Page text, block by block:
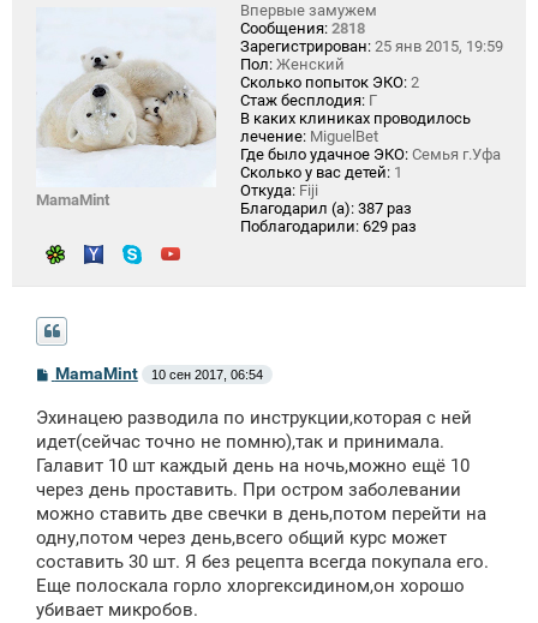
MamaMint
Впервые замужем
Сообщения: 2818
Зарегистрирован: 25 янв 2015, 19:59
Пол: Женский
Сколько попыток ЭКО: 2
Стаж бесплодия: Г
В каких клиниках проводилось
лечение: MiguelBet
Где было удачное ЭКО: Семья г.Уфа
Сколько у вас детей: 1
Откуда: Fiji
Благодарил (а): 387 раз
Поблагодарили: 629 раз
С
б
щ
е
н
и
MamaMint 10 сен 2017, 06:54
Эхинацею разводила по инструкции,которая с ней
идет(сейчас точно не помню),так и принимала.
Галавит 10 шт каждый день на ночь,можно ещё 10
через день проставить. При остром заболевании
можно ставить две свечки в день,потом перейти на
одну,потом через день,всего общий курс может
составить 30 шт. Я без рецепта всегда покупала его.
Еще полоскала горло хлоргексидином,он хорошо
убивает микробов.